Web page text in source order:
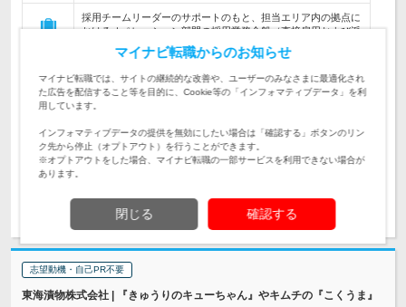
採用チームリーダーのサポートのもと、担当エリア内の拠点に
おけるオペレーション部門の採用業務全般（直接雇用および派
遣会社経由）をお任せします
対象と
なる方
◆採用関連業務の経験（目安として2年以上） ◆ビジネスレベ
ルの日本語力 ◆Microsoftアプリケーションを使用した業務経
験（1年以上）◆学歴不問
企業データ
設立：2000年11月／従業員数：8,500人／本社所在地：東京都
求人詳細を見る 気になる
志望動機・自己PR不要
東海漬物株式会社 | 『きゅうりのキューちゃん』やキムチの『こくうま』
マイナビ転職からのお知らせ
マイナビ転職では、サイトの継続的な改善や、ユーザーのみなさまに最適化され
た広告を配信すること等を目的に、Cookie等の「インフォマティブデータ」を利
用しています。
インフォマティブデータの提供を無効にしたい場合は「確認する」ボタンのリン
ク先から停止（オプトアウト）を行うことができます。
※オプトアウトをした場合、マイナビ転職の一部サービスを利用できない場合が
あります。
閉じる 確認する